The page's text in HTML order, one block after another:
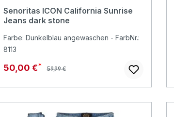
Durchschnittliche Bewertung von 5 von 5 Sternen
Senoritas ICON California Sunrise
Jeans dark stone
Farbe: Dunkelblau angewaschen - FarbNr.:
8113
Verkaufspreis:
50,00 € Regulärer Preis:
59,99 €